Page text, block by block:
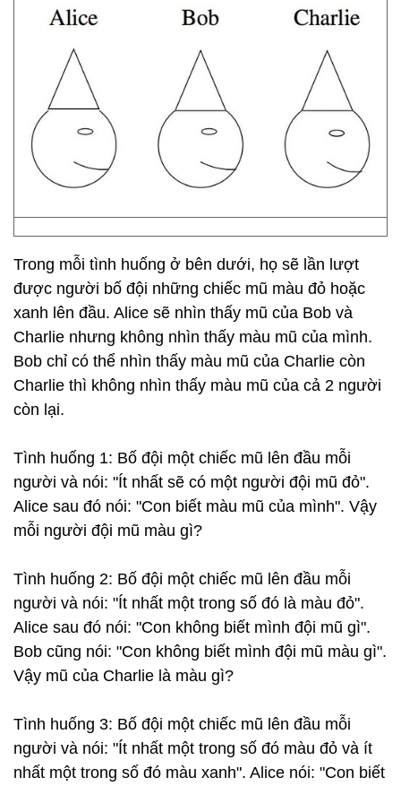
Trong mỗi tình huống ở bên dưới, họ sẽ lần lượt
được người bố đội những chiếc mũ màu đỏ hoặc
xanh lên đầu. Alice sẽ nhìn thấy mũ của Bob và
Charlie nhưng không nhìn thấy màu mũ của mình.
Bob chỉ có thể nhìn thấy màu mũ của Charlie còn
Charlie thì không nhìn thấy màu mũ của cả 2 người
còn lại.
Tình huống 1: Bố đội một chiếc mũ lên đầu mỗi
người và nói: "Ít nhất sẽ có một người đội mũ đỏ".
Alice sau đó nói: "Con biết màu mũ của mình". Vậy
mỗi người đội mũ màu gì?
Tình huống 2: Bố đội một chiếc mũ lên đầu mỗi
người và nói: "Ít nhất một trong số đó là màu đỏ".
Alice sau đó nói: "Con không biết mình đội mũ gì".
Bob cũng nói: "Con không biết mình đội mũ màu gì".
Vậy mũ của Charlie là màu gì?
Tình huống 3: Bố đội một chiếc mũ lên đầu mỗi
người và nói: "Ít nhất một trong số đó màu đỏ và ít
nhất một trong số đó màu xanh". Alice nói: "Con biết